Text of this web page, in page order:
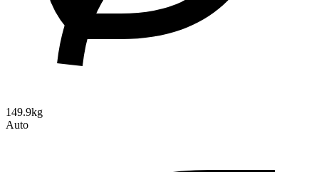
149.9kg
Auto